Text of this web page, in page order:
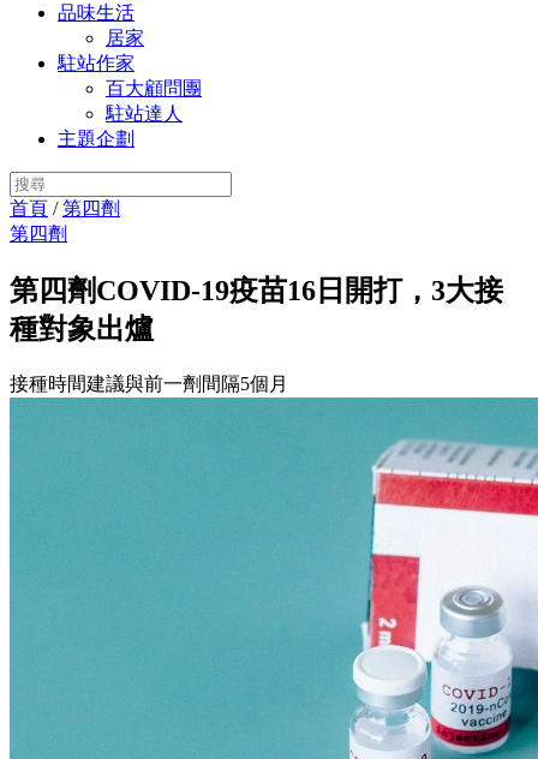
品味生活
居家
駐站作家
百大顧問團
駐站達人
主題企劃
首頁 /第四劑
第四劑
第四劑COVID-19疫苗16日開打，3大接
種對象出爐
接種時間建議與前一劑間隔5個月